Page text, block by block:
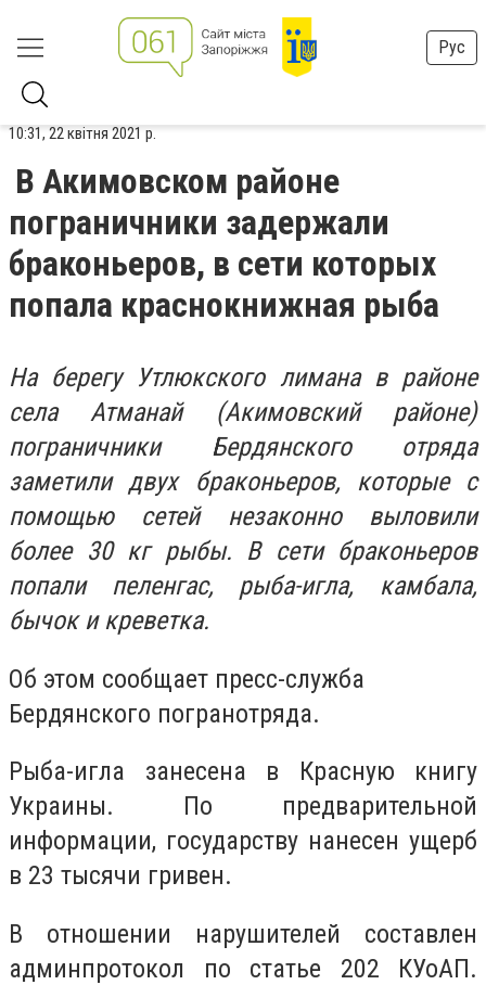
Рус
10:31, 22 квітня 2021 р.
В Акимовском районе
пограничники задержали
браконьеров, в сети которых
попала краснокнижная рыба
На берегу Утлюкского лимана в районе
села Атманай (Акимовский районе)
пограничники Бердянского отряда
заметили двух браконьеров, которые с
помощью сетей незаконно выловили
более 30 кг рыбы. В сети браконьеров
попали пеленгас, рыба-игла, камбала,
бычок и креветка.
Об этом сообщает пресс-служба
Бердянского погранотряда.
Рыба-игла занесена в Красную книгу
Украины. По предварительной
информации, государству нанесен ущерб
в 23 тысячи гривен.
В отношении нарушителей составлен
админпротокол по статье 202 КУоАП.